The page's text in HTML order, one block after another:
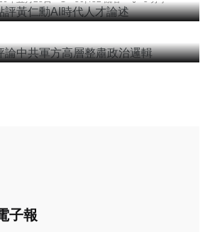
論中共軍方高層整肅政治邏輯
子報